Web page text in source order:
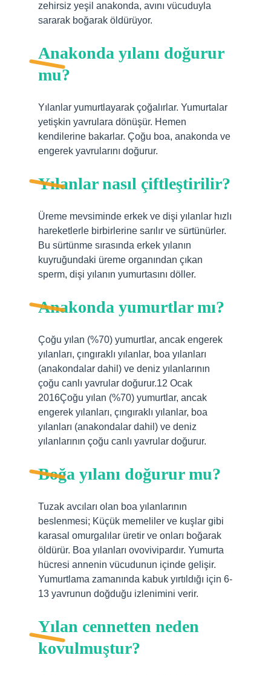
zehirsiz yeşil anakonda, avını vücuduyla
sararak boğarak öldürüyor.
Anakonda yılanı doğurur
mu?
Yılanlar yumurtlayarak çoğalırlar. Yumurtalar
yetişkin yavrulara dönüşür. Hemen
kendilerine bakarlar. Çoğu boa, anakonda ve
engerek yavrularını doğurur.
Yılanlar nasıl çiftleştirilir?
Üreme mevsiminde erkek ve dişi yılanlar hızlı
hareketlerle birbirlerine sarılır ve sürtünürler.
Bu sürtünme sırasında erkek yılanın
kuyruğundaki üreme organından çıkan
sperm, dişi yılanın yumurtasını döller.
Anakonda yumurtlar mı?
Çoğu yılan (%70) yumurtlar, ancak engerek
yılanları, çıngıraklı yılanlar, boa yılanları
(anakondalar dahil) ve deniz yılanlarının
çoğu canlı yavrular doğurur.12 Ocak
2016Çoğu yılan (%70) yumurtlar, ancak
engerek yılanları, çıngıraklı yılanlar, boa
yılanları (anakondalar dahil) ve deniz
yılanlarının çoğu canlı yavrular doğurur.
Boğa yılanı doğurur mu?
Tuzak avcıları olan boa yılanlarının
beslenmesi; Küçük memeliler ve kuşlar gibi
karasal omurgalılar üretir ve onları boğarak
öldürür. Boa yılanları ovovivipardır. Yumurta
hücresi annenin vücudunun içinde gelişir.
Yumurtlama zamanında kabuk yırtıldığı için 6-
13 yavrunun doğduğu izlenimini verir.
Yılan cennetten neden
kovulmuştur?